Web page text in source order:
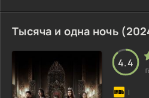
временных порталов. Поскольку
Верховного существа, они
с собой мальчика.
Тысяча и одна ночь
4.4